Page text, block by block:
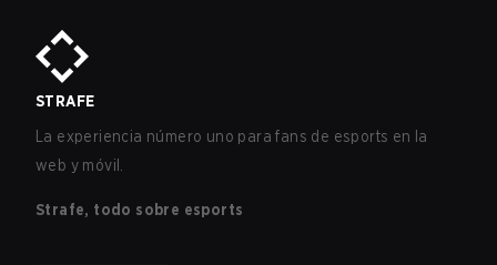
STRAFE
La experiencia número uno para fans de esports en la
web y móvil.
Strafe, todo sobre esports